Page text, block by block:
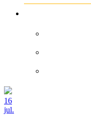
16
jul.